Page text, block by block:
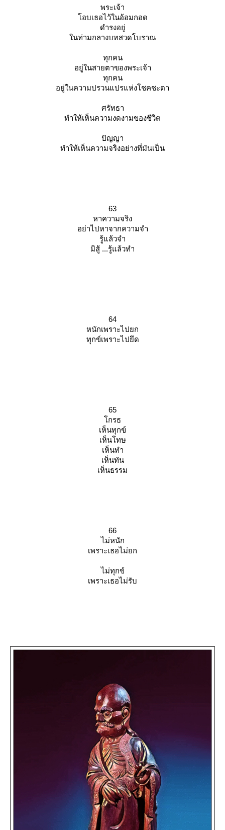
พระเจ้า
อบเธอไว้ในอ้อมกอด
ดำรงอยู่
นท่ามกลางบทสวดโบราณ
ทุกคน
อยู่ในสายตาของพระเจ้า
ทุกคน
อยู่ในความปรวนแปรแห่งโชคชะตา
ศรัทธา
ทำให้เห็นความงดงามของชีวิต
ปัญญา
ทำให้เห็นความจริงอย่างที่มันเป็น
63
หาความจริง
อย่าไปหาจากความจำ
รู้แล้วจำ
มิสู้ ...รู้แล้วทำ
64
หนักเพราะไปยก
ทุกข์เพราะไปยึด
65
กรธ
เห็นทุกข์
เห็นโทษ
เห็นทำ
เห็นทัน
เห็นธรรม
66
ไม่หนัก
เพราะเธอไม่ยก
ไม่ทุกข์
เพราะเธอไม่รับ